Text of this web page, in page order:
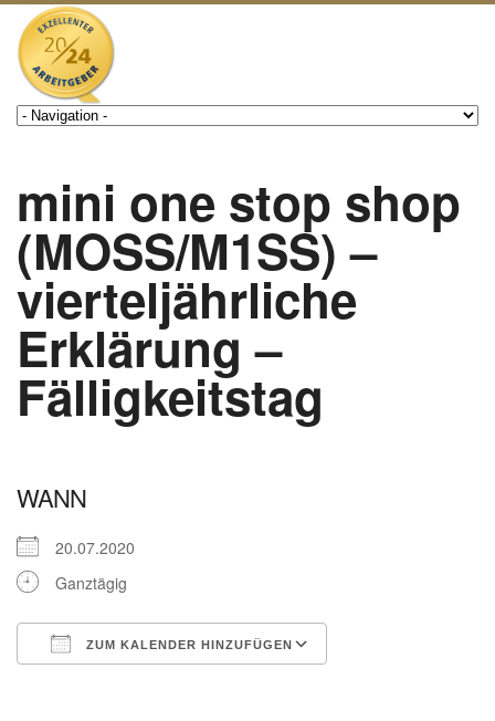
mini one stop shop
(MOSS/M1SS) –
vierteljährliche
Erklärung –
Fälligkeitstag
WANN
20.07.2020
Ganztägig
ZUM KALENDER HINZUFÜGEN